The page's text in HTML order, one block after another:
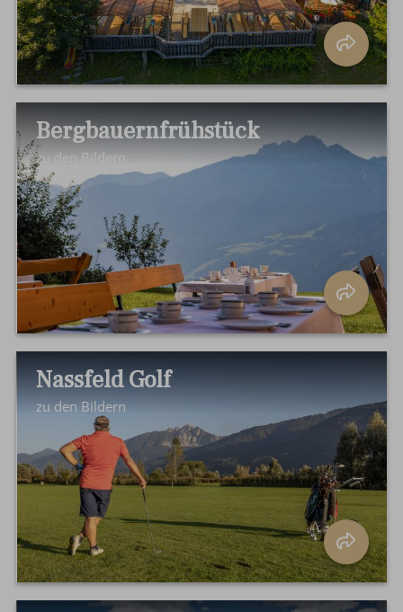
Bergbauernfrühstück
zu den Bildern
Nassfeld Golf
zu den Bildern